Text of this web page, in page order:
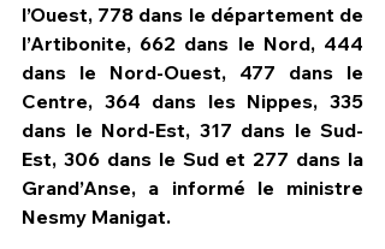
l’Ouest, 778 dans le département de
l’Artibonite, 662 dans le Nord, 444
dans le Nord-Ouest, 477 dans le
Centre, 364 dans les Nippes, 335
dans le Nord-Est, 317 dans le Sud-
Est, 306 dans le Sud et 277 dans la
Grand’Anse, a informé le ministre
Nesmy Manigat.